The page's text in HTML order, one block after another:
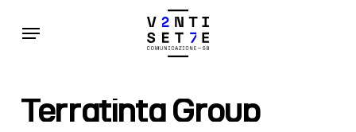
Menu
TerratintaGroup